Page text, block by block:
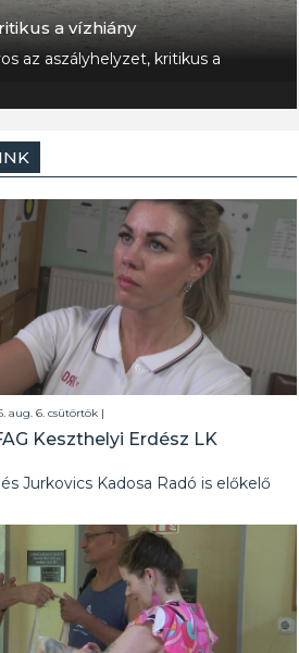
a vízhiány
az aszályhelyzet, kritikus a
aug. 6. csütörtök |
Keszthelyi Erdész LK
Jurkovics Kadosa Radó is előkelő